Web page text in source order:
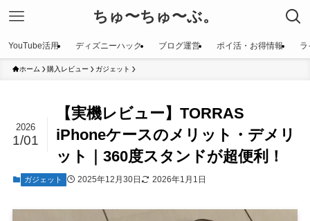
ちゅ〜ちゅ〜ぶ。
YouTube活用 ディズニーハック ブログ運営 ポイ活・お得情報
ホーム 購入レビュー ガジェット
【実機レビュー】TORRAS
iPhoneケースのメリット・デメリ
ット｜360度スタンドが超便利！
2026
1/01
ガジェット 2025年12月30日 2026年1月1日